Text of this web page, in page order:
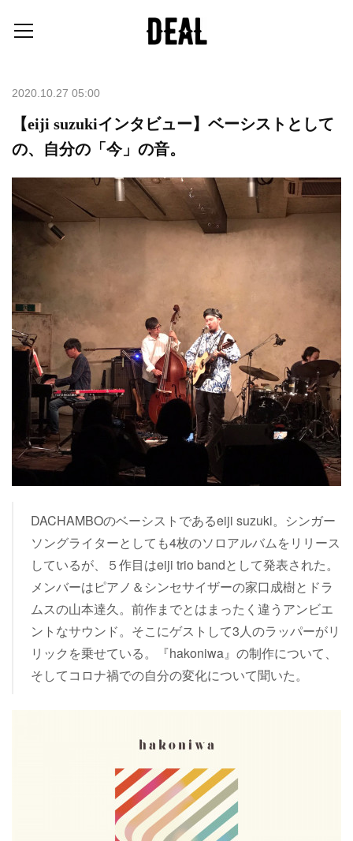
2020.10.27 05:00
【eiji suzukiインタビュー】ベーシストとして
の、自分の「今」の音。
DACHAMBOのベーシストであるeiji suzuki。シンガー
ソングライターとしても4枚のソロアルバムをリリース
しているが、５作目はeiji trio bandとして発表された。
メンバーはピアノ＆シンセサイザーの家口成樹とドラ
ムスの山本達久。前作までとはまったく違うアンビエ
ントなサウンド。そこにゲストして3人のラッパーがリ
リックを乗せている。『hakoniwa』の制作について、
そしてコロナ禍での自分の変化について聞いた。